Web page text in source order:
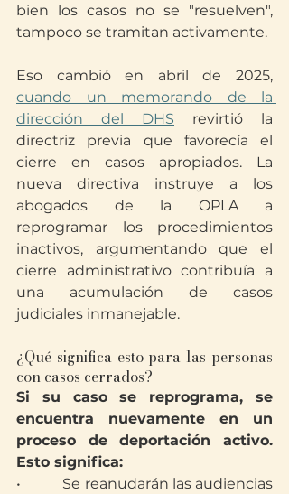
bien los casos no se "resuelven",
tampoco se tramitan activamente.
cuando un memorando de la
dirección del DHS revirtió la
directriz previa que favorecía el
cierre en casos apropiados. La
nueva directiva instruye a los
abogados de la OPLA a
reprogramar los procedimientos
inactivos, argumentando que el
cierre administrativo contribuía a
una acumulación de casos
judiciales inmanejable.
¿Qué significa esto para las personas
con casos cerrados?
Si su caso se reprograma, se
encuentra nuevamente en un
proceso de deportación activo.
Esto significa:
•           Se reanudarán las audiencias